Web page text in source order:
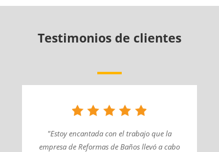
Testimonios de clientes
"Estoy encantada con el trabajo que la
empresa de Reformas de Baños llevó a cabo